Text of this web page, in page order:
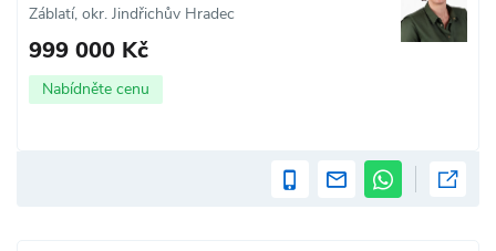
Záblatí, okr. Jindřichův Hradec
999 000 Kč
Nabídněte cenu